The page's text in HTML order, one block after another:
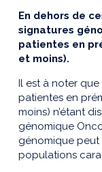
En dehors de
signatures
patientes en
et moins).
Il est à noter
patientes en
moins) n’étant
génomique
génomique peut
populations